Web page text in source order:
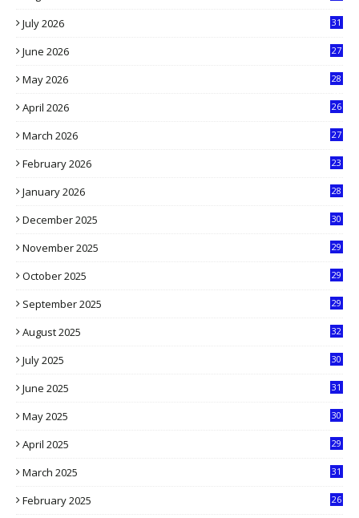
July 2026
31
June 2026
27
May 2026
28
April 2026
26
March 2026
27
February 2026
23
January 2026
28
December 2025
30
November 2025
29
October 2025
29
September 2025
29
August 2025
32
July 2025
30
June 2025
31
May 2025
30
April 2025
29
March 2025
31
February 2025
26